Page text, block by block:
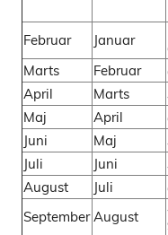
Februar
Januar
Marts
Februar
April
Marts
Maj
April
Juni
Maj
Juli
Juni
August
Juli
September August